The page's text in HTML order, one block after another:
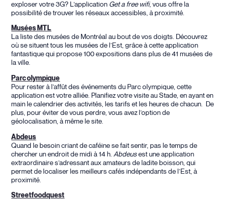
exploser votre 3G? L’application Get a free wifi, vous offre la
possibilité de trouver les réseaux accessibles, à proximité.
Musées MTL
La liste des musées de Montréal au bout de vos doigts. Découvrez
où se situent tous les musées de l’Est, grâce à cette application
fantastique qui propose 100 expositions dans plus de 41 musées de
la ville.
Parc olympique
Pour rester à l’affût des événements du Parc olympique, cette
application est votre alliée. Planifiez votre visite au Stade, en ayant en
main le calendrier des activités, les tarifs et les heures de chacun. De
plus, pour éviter de vous perdre, vous avez l’option de
géolocalisation, à même le site.
Abdeus
Quand le besoin criant de caféine se fait sentir, pas le temps de
chercher un endroit de midi à 14 h. Abdeusest une application
extraordinaire s’adressant aux amateurs de ladite boisson, qui
permet de localiser les meilleurs cafés indépendants de l’Est, à
proximité.
Streetfoodquest